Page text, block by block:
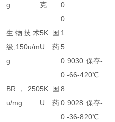
g
克
0
0
生物技术
级,150u/m
g
5K
U
国
药
1
5
0
0
9030
-66-4
保存-
20℃
BR，250
u/mg
5K
U
国
药
8
0
0
9028
-36-8
保存-
20℃